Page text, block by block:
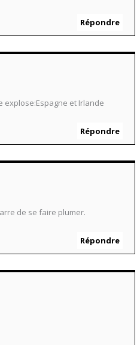
Répondre
explose:Espagne et Irlande
Répondre
de se faire plumer.
Répondre